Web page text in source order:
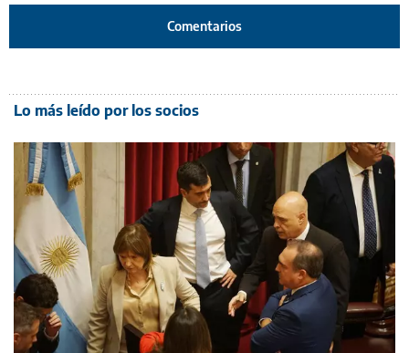
Comentarios
Lo más leído por los socios